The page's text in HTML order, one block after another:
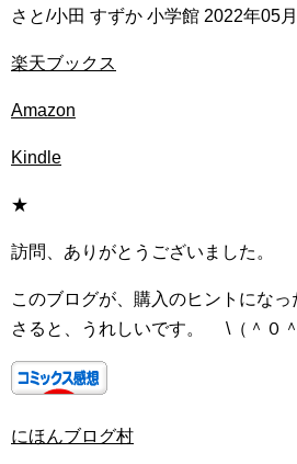
さと/小田 すずか 小学館 2022年05
楽天ブックス
Amazon
Kindle
★
訪問、ありがとうございました。
このブログが、購入のヒントにな
さると、うれしいです。 \（＾０
にほんブログ村